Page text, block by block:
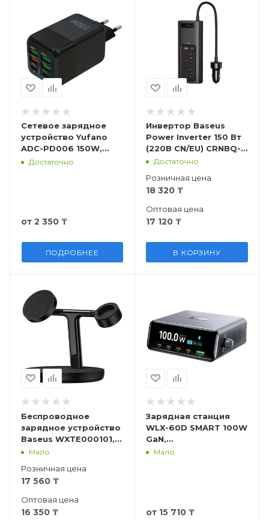
Сетевое зарядное
устройство Yufano
ADC-PD006 150W,
4USB+2USB-C
Достаточно
от 2 350 ₸
ПОДРОБНЕЕ
Инвертор Baseus
Power Inverter 150 Вт
(220В CN/EU) CRNBQ-
A01Достаточно
Розничная цена
18 320₸
Оптовая цена
17 120₸
В КОРЗИНУ
Беспроводное
зарядное устройство
Baseus WXTE000101,
20W, 3-в-1
Мало
Розничная цена
17 560 ₸
Оптовая цена
16 350 ₸
Зарядная станция
WLX-60D SMART 100W
GaN,
интеллектуальный
Мало
от 15 710 ₸